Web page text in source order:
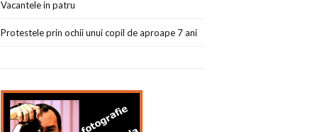
Vacantele in patru
Protestele prin ochii unui copil de aproape 7 ani